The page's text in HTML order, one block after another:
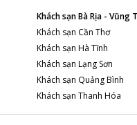
Khách sạnBà Rịa - Vũng
Khách sạn Cần Thơ
Khách sạn Hà Tĩnh
Khách sạn Lạng Sơn
Khách sạn Quảng Bình
Khách sạn Thanh Hóa